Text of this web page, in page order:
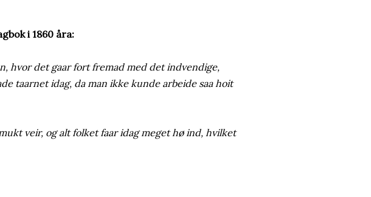
i 1860 åra:
hvor det gaar fort fremad med det indvendige,
taarnet idag, da man ikke kunde arbeide saa hoit
veir, og alt folket faar idag meget hø ind, hvilket